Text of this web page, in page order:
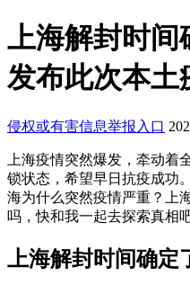
上海解封时间
发布此次本土
侵权或有害信息举报入口
上海疫情突然爆发，牵动着
锁状态，希望早日抗疫成功
海为什么突然疫情严重？上
吗，快和我一起去探索真相吧
上海解封时间确定